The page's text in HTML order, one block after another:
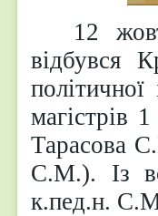
12
відбувся
магістрів
Тарасова
С.М.). Із
к.пед.н.